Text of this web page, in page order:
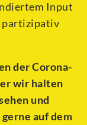
Input
partizipativ
der Corona-
wir halten
und
auf dem